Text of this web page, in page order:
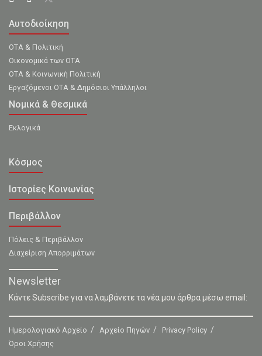
Αυτοδιοίκηση
ΟΤΑ & Πολιτική
Οικονομικά των ΟΤΑ
ΟΤΑ & Κοινωνική Πολιτική
Εργαζόμενοι ΟΤΑ & Δημόσιοι Υπάλληλοι
Νομικά & Θεσμικά
Εκλογικά
Κόσμος
Ιστορίες Κοινωνίας
Περιβάλλον
Πόλεις & Περιβάλλον
Διαχείριση Απορριμάτων
Newsletter
Κάντε Subscribe για να λαμβάνετε τα νέα μου άρθρα μέσω email:
Ημερολογιακό Αρχείο Αρχείο Πηγών
Privacy Policy
Όροι Χρήσης